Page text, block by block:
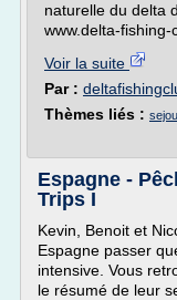
naturelle du delta
www.delta-fishing-
Voir la suite
Par :
Thèmes liés :
Espagne -
Trips I
Kevin, Benoit et
Espagne passer
intensive. Vous
le résumé de leur